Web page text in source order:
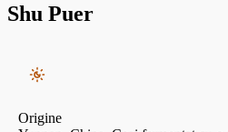
ореховое, с приятной сладостью в
Shu Puer
Origine